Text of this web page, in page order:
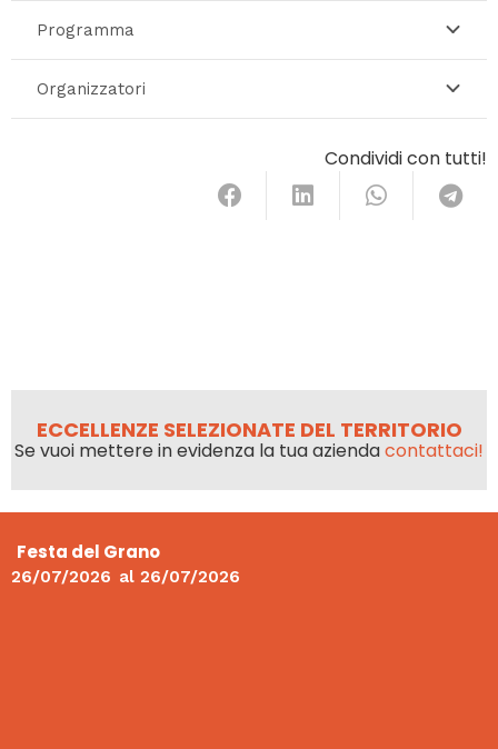
Programma
Organizzatori
Condividi con tutti!
ECCELLENZE SELEZIONATE DEL TERRITORIO
Se vuoi mettere in evidenza la tua aziendacontattaci!
Festa del Grano
26/07/2026 al 26/07/2026